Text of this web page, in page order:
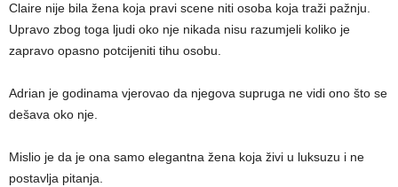
Claire nije bila žena koja pravi scene niti osoba koja traži pažnju.
Upravo zbog toga ljudi oko nje nikada nisu razumjeli koliko je
zapravo opasno potcijeniti tihu osobu.
Adrian je godinama vjerovao da njegova supruga ne vidi ono što se
dešava oko nje.
Mislio je da je ona samo elegantna žena koja živi u luksuzu i ne
postavlja pitanja.